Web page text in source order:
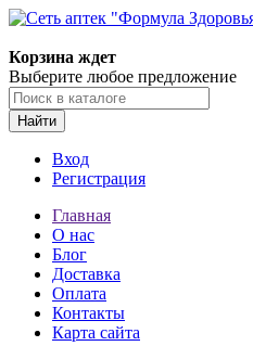
Корзина ждет
Выберите любое предложение
Найти
Вход
Регистрация
Главная
О нас
Блог
Доставка
Оплата
Контакты
Карта сайта